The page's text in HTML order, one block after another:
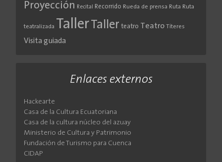
Proyección Recital Recorrido Rueda de prensa Ruta Ruta
teatralizada TallerTaller teatro Teatro Títeres
Visita guiada
Enlaces externos
Hackearte
Casa de la Cultura Ecuatoriana
Casa de la cultura núcleo del azuay
Ministerio de Cultura y Patrimonio
Fundación de Turismo para Cuenca
CIDAP